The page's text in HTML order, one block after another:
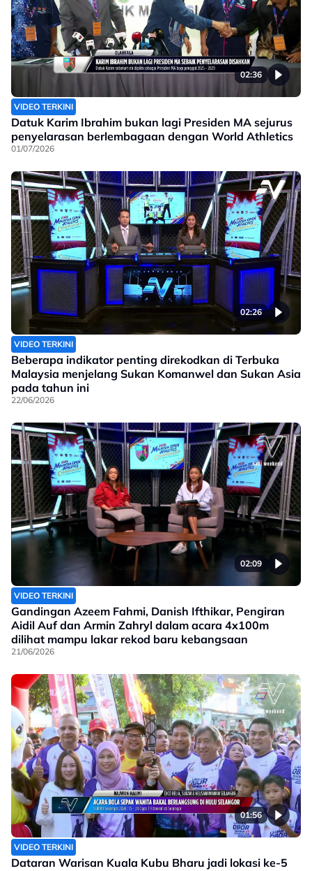
02:36
VIDEO TERKINI
Datuk Karim Ibrahim bukan lagi Presiden MA sejurus
penyelarasan berlembagaan dengan World Athletics
01/07/2026
02:26
VIDEO TERKINI
Beberapa indikator penting direkodkan di Terbuka
Malaysia menjelang Sukan Komanwel dan Sukan Asia
pada tahun ini
22/06/2026
02:09
VIDEO TERKINI
Gandingan Azeem Fahmi, Danish Ifthikar, Pengiran
Aidil Auf dan Armin Zahryl dalam acara 4x100m
dilihat mampu lakar rekod baru kebangsaan
21/06/2026
01:56
VIDEO TERKINI
Dataran Warisan Kuala Kubu Bharu jadi lokasi ke-5